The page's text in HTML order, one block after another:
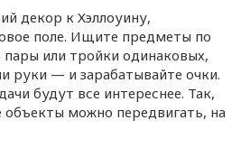
декор к Хэллоуину,
поле. Ищите предметы по
или тройки одинаковых,
руки — и зарабатывайте очки.
будут все интереснее. Так,
объекты можно передвигать, на